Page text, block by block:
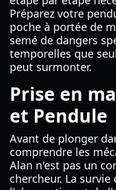
Préparez votre
poche à portée de
semé de dangers
temporelles que
peut surmonter.
Prise en
et Pendule
Avant de plonger
comprendre les
Alan n'est pas un
chercheur. La